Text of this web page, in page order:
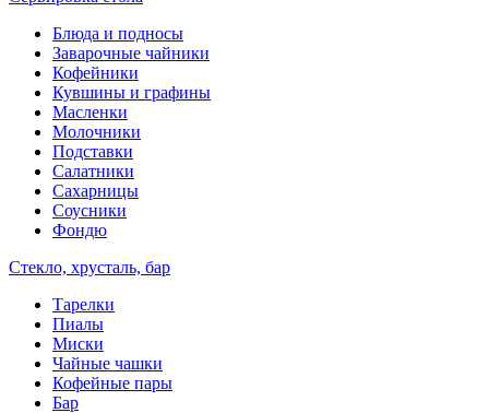
Блюда и подносы
Заварочные чайники
Кофейники
Кувшины и графины
Масленки
Молочники
Подставки
Салатники
Сахарницы
Соусники
Фондю
Стекло, хрусталь, бар
Тарелки
Пиалы
Миски
Чайные чашки
Кофейные пары
Бар